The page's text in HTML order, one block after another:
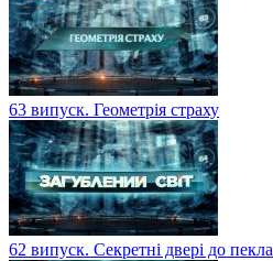
63 випуск. Геометрія страху
62 випуск. Секретні двері до пекла